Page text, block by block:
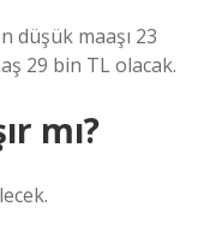
düşük maaşı 23
29 bin TL olacak.
mı?